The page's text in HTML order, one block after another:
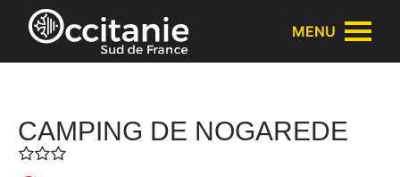
Panneau de gestion des cookies
MENU
CAMPING DE NOGAREDE